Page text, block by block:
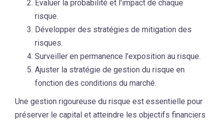
Évaluer la probabilité et l'impact de chaque
risque.
Développer des stratégies de mitigation des
risques.
Surveiller en permanence l'exposition au risque.
Ajuster la stratégie de gestion du risque en
fonction des conditions du marché.
Une gestion rigoureuse du risque est essentielle pour
préserver le capital et atteindre les objectifs financiers